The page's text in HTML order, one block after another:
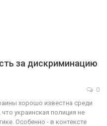
за дискриминацию
0
хорошо известна среди
украинская полиция не
Особенно - в контексте